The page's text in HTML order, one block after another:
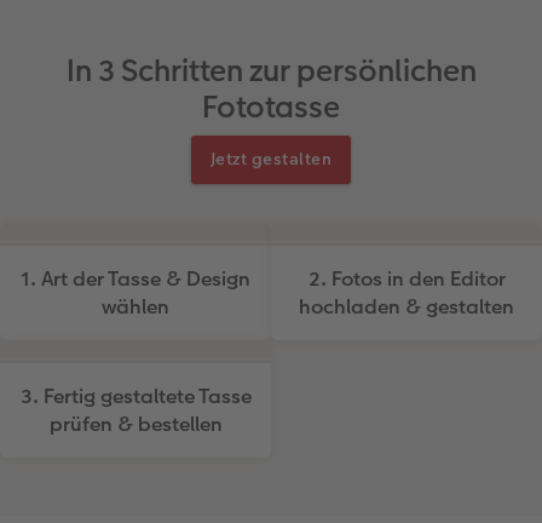
In 3 Schritten zur persönlichen
Fototasse
Jetzt gestalten
1. Art der Tasse & Design
wählen
2. Fotos in den Editor
hochladen & gestalten
3. Fertig gestaltete Tasse
prüfen & bestellen